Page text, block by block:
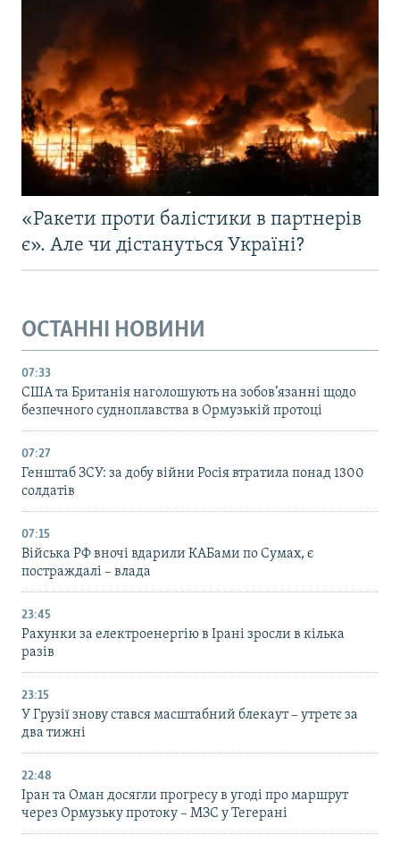
«Ракети проти балістики в партнерів
є». Але чи дістануться Україні?
ОСТАННІ НОВИНИ
07:33
США та Британія наголошують на зобов’язанні щодо
безпечного судноплавства в Ормузькій протоці
07:27
Генштаб ЗСУ: за добу війни Росія втратила понад 1300
солдатів
07:15
Війська РФ вночі вдарили КАБами по Сумах, є
постраждалі – влада
23:45
Рахунки за електроенергію в Ірані зросли в кілька
разів
23:15
У Грузії знову стався масштабний блекаут – утретє за
два тижні
22:48
Іран та Оман досягли прогресу в угоді про маршрут
через Ормузьку протоку – МЗС у Тегерані